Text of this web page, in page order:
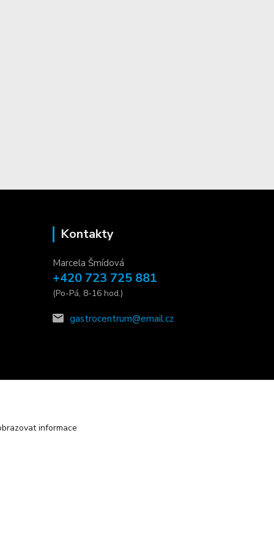
Kontakty
Marcela Šmídová
+420 723 725 881
(Po-Pá, 8-16 hod.)
gastrocentrum@email.cz
informace